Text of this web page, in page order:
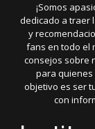
¡Somos
dedicado a traer
y
fans en todo el
consejos sobre
para quienes
objetivo es ser
con